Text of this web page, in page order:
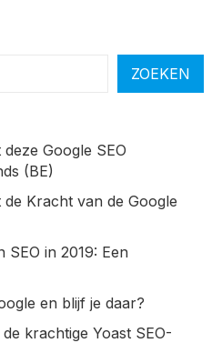
ZOEKEN
Google SEO
(BE)
de Kracht van de Google
SEO in 2019: Een
en blijf je daar?
krachtige Yoast SEO-